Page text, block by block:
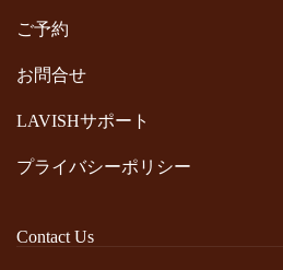
ご予約
お問合せ
LAVISHサポート
プライバシーポリシー
Contact Us